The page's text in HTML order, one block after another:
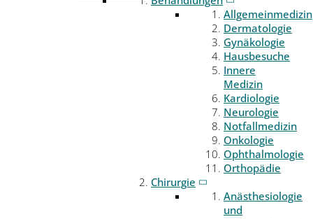
Allgemeinmedizin
Dermatologie
Gynäkologie
Hausbesuche
Innere
Medizin
Kardiologie
Neurologie
Notfallmedizin
Onkologie
Ophthalmologie
Orthopädie
Chirurgie
Anästhesiologie
und